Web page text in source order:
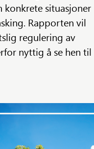
situasjoner
Rapporten vil
regulering av
nyttig å se hen til